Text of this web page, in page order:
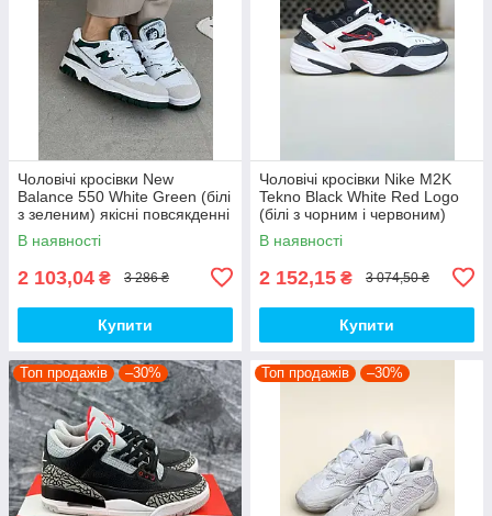
Чоловічі кросівки New
Balance 550 White Green (білі
з зеленим) якісні повсякденні
кроси NB020 top
В наявності
2 103,04 ₴ 3 286 ₴
Купити
Чоловічі кросівки Nike M2K
Tekno Black White Red Logo
(білі з чорним і червоним)
спортивні демі кроси PD7430
топ
В наявності
2 152,15 ₴ 3 074,50 ₴
Купити
Топ продажів –30% Топ продажів –30%